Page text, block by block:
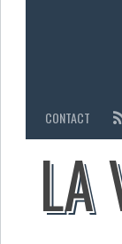
CONTACT
LA